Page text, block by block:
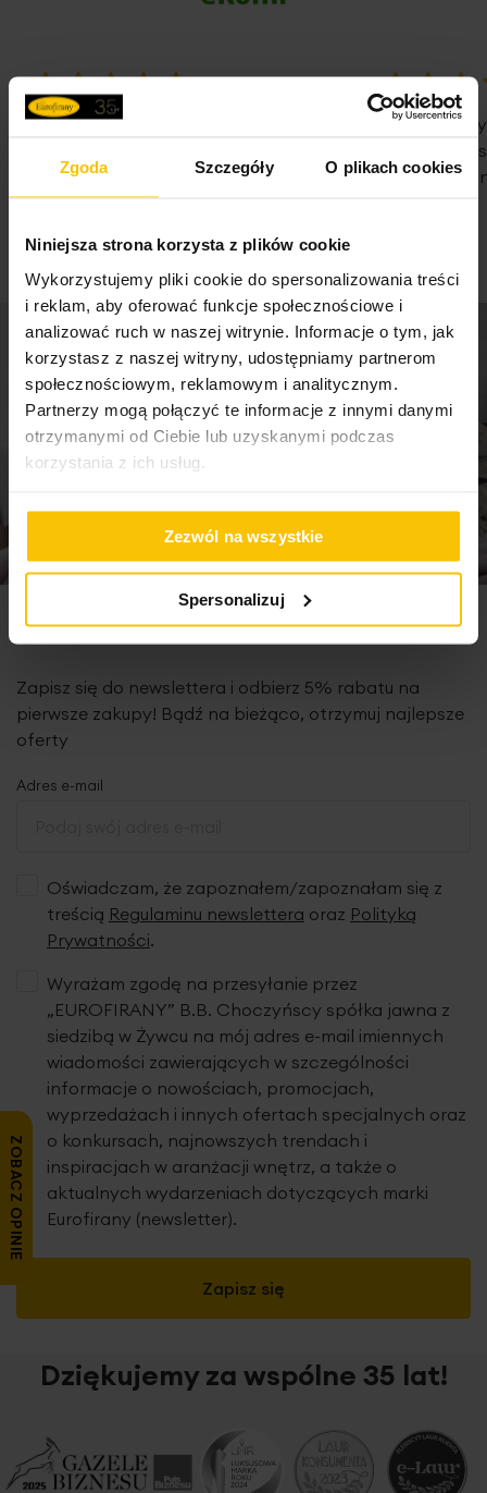
Zgoda Szczegóły O plikach cookies
Niniejsza strona korzysta z plików cookie
Wykorzystujemy pliki cookie do spersonalizowania treści
i reklam, aby oferować funkcje społecznościowe i
analizować ruch w naszej witrynie. Informacje o tym, jak
korzystasz z naszej witryny, udostępniamy partnerom
społecznościowym, reklamowym i analitycznym.
Partnerzy mogą połączyć te informacje z innymi danymi
otrzymanymi od Ciebie lub uzyskanymi podczas
korzystania z ich usług.
Zezwól na wszystkie
Spersonalizuj
gramatura: 300 g/m2
100%
WSZYSTKO SPRAWNIE SZYBKA
100%
Nie
Państwa
Nie traćcie
Newsletter
Zapisz się do newslettera i odbierz 5% rabatu na
pierwsze zakupy! Bądź na bieżąco, otrzymuj najlepsze
oferty
Adres e-mail
Oświadczam, że zapoznałem/zapoznałam się z
treścią Regulaminu newslettera oraz Polityką
Prywatności.
Zapisz się
Wyrażam zgodę na przesyłanie przez
„EUROFIRANY” B.B. Choczyńscy spółka jawna z
siedzibą w Żywcu na mój adres e-mail imiennych
wiadomości zawierających w szczególności
informacje o nowościach, promocjach,
wyprzedażach i innych ofertach specjalnych oraz
o konkursach, najnowszych trendach i
inspiracjach w aranżacji wnętrz, a także o
aktualnych wydarzeniach dotyczących marki
Eurofirany (newsletter).
Dziękujemy za wspólne 35 lat!
ZOBACZ OPINIE